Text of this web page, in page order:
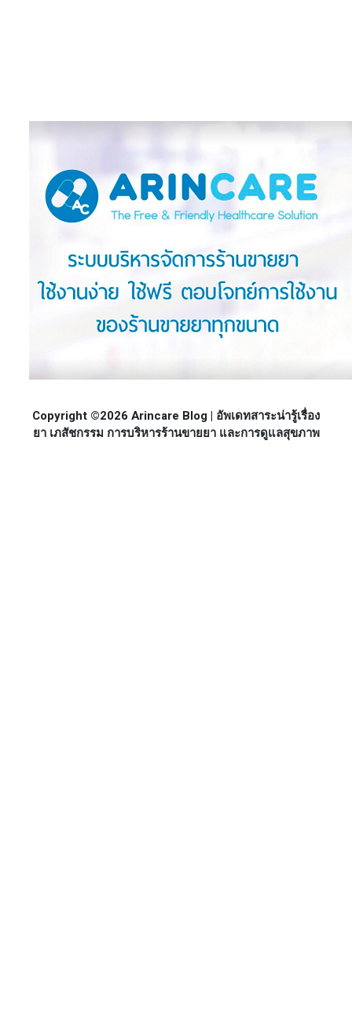
Copyright ©2026 Arincare Blog | อัพเดทสาระน่ารู้เรื่อง
ยา เภสัชกรรม การบริหารร้านขายยา และการดูแลสุขภาพ